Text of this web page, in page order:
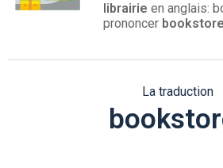
librairie en anglais:
prononcer bookstore
La traduction